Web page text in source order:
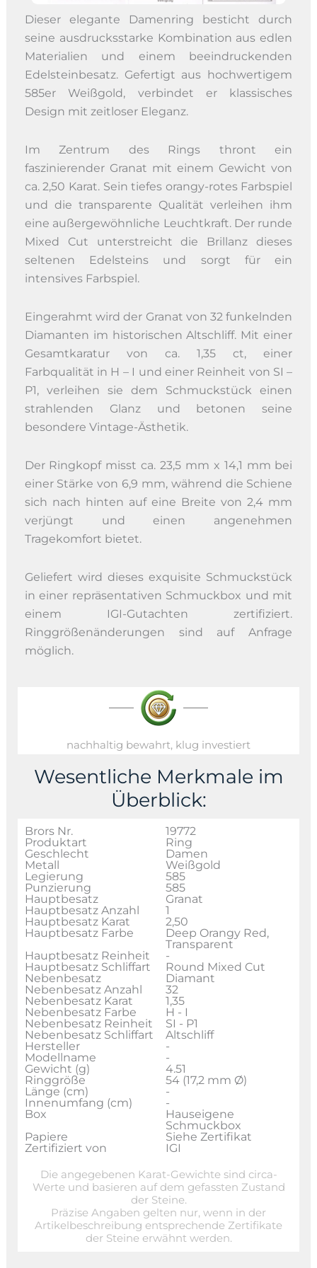
Dieser elegante Damenring besticht durch
seine ausdrucksstarke Kombination aus edlen
Materialien und einem beeindruckenden
Edelsteinbesatz. Gefertigt aus hochwertigem
585er Weißgold, verbindet er klassisches
Design mit zeitloser Eleganz.
Im Zentrum des Rings thront ein
faszinierender Granat mit einem Gewicht von
ca. 2,50 Karat. Sein tiefes orangy-rotes Farbspiel
und die transparente Qualität verleihen ihm
eine außergewöhnliche Leuchtkraft. Der runde
Mixed Cut unterstreicht die Brillanz dieses
seltenen Edelsteins und sorgt für ein
intensives Farbspiel.
Eingerahmt wird der Granat von 32 funkelnden
Diamanten im historischen Altschliff. Mit einer
Gesamtkaratur von ca. 1,35 ct, einer
Farbqualität in H – I und einer Reinheit von SI –
P1, verleihen sie dem Schmuckstück einen
strahlenden Glanz und betonen seine
besondere Vintage-Ästhetik.
Der Ringkopf misst ca. 23,5 mm x 14,1 mm bei
einer Stärke von 6,9 mm, während die Schiene
sich nach hinten auf eine Breite von 2,4 mm
verjüngt und einen angenehmen
Tragekomfort bietet.
Geliefert wird dieses exquisite Schmuckstück
in einer repräsentativen Schmuckbox und mit
einem IGI-Gutachten zertifiziert.
Ringgrößenänderungen sind auf Anfrage
möglich.
nachhaltig bewahrt, klug investiert
Wesentliche Merkmale im
Überblick:
Brors Nr.
19772
Produktart
Ring
Geschlecht
Damen
Metall
Weißgold
Legierung
585
Punzierung
585
Hauptbesatz
Granat
Hauptbesatz Anzahl
1
Hauptbesatz Karat
2,50
Hauptbesatz Farbe
Deep Orangy Red,
Transparent
Hauptbesatz Reinheit
-
Hauptbesatz Schliffart
Round Mixed Cut
Nebenbesatz
Diamant
Nebenbesatz Anzahl
32
Nebenbesatz Karat
1,35
Nebenbesatz Farbe
H - I
Nebenbesatz Reinheit
SI - P1
Nebenbesatz Schliffart
Altschliff
Hersteller
-
Modellname
-
Gewicht (g)
4.51
Ringgröße
54 (17,2 mm Ø)
Länge (cm)
-
Innenumfang (cm)
-
Box
Hauseigene
Schmuckbox
Papiere
Siehe Zertifikat
Zertifiziert von
IGI
Die angegebenen Karat-Gewichte sind circa-
Werte und basieren auf dem gefassten Zustand
der Steine.
Präzise Angaben gelten nur, wenn in der
Artikelbeschreibung entsprechende Zertifikate
der Steine erwähnt werden.